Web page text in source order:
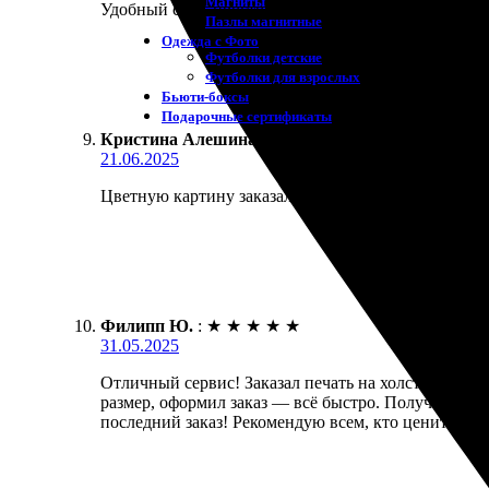
Пазлы магнитные
Одежда с Фото
Футболки детские
Футболки для взрослых
Бьюти-боксы
Подарочные сертификаты
Удобный сайт, просто выбрала размер 40х60,
Кристина Алешина
21.06.2025
Цветную картину заказала на холсте. Очень
Филипп Ю. : ★ ★ ★ ★ ★
31.05.2025
Отличный сервис! Заказал печать на холсте
размер, оформил заказ — всё быстро. Получил
последний заказ! Рекомендую всем, кто ценит